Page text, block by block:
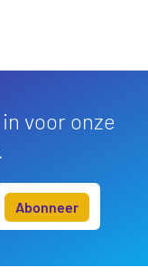
voor onze
Abonneer